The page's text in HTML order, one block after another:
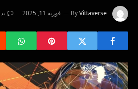
ByVittaverse فوریه 11, 2025